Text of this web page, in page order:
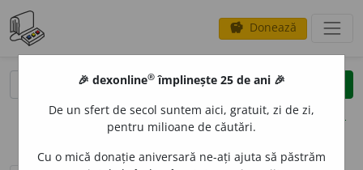
savings Donează
clear
opțiuni
🎉 dexonline® împlinește 25 de ani 🎉
De un sfert de secol suntem aici, gratuit, zi de zi,
pentru milioane de căutări.
Cu o mică donație aniversară ne-ați ajuta să păstrăm